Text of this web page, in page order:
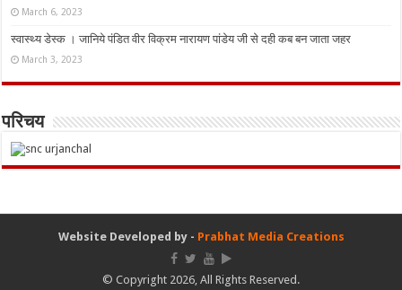
March 6, 2023
स्वास्थ्य डेस्क । जानिये पंडित वीर विक्रम नारायण पांडेय जी से दही कब बन जाता जहर
March 3, 2023
परिचय
Website Developed by - Prabhat Media Creations
© Copyright 2026, All Rights Reserved.